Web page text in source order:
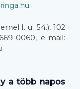
I. u. 54.), 102
0060, e-mail:
a több napos